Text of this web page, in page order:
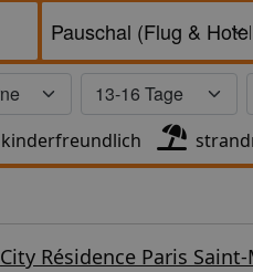
kinderfreundlich
City Résidence Paris